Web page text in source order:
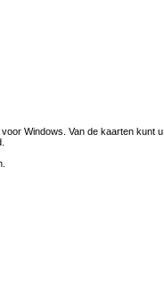
Windows. Van de kaarten kunt u